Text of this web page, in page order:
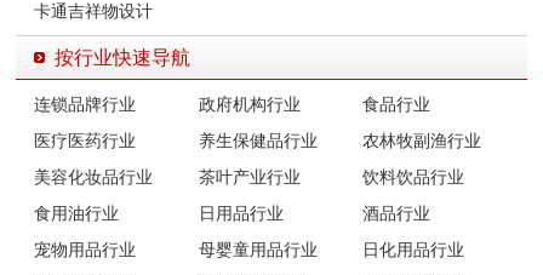
卡通吉祥物设计
按行业快速导航
连锁品牌行业 政府机构行业
食品行业
医疗医药行业
养生保健品行业
农林牧副渔行业
美容化妆品行业
茶叶产业行业
饮料饮品行业
食用油行业
日用品行业
酒品行业
宠物用品行业
母婴童用品行业
日化用品行业